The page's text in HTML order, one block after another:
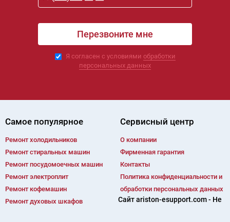
Я согласен с условиями обработки
персональных данных
Самое популярное
Ремонт холодильников
Ремонт cтиральных машин
Ремонт посудомоечных машин
Ремонт электроплит
Ремонт кофемашин
Ремонт духовых шкафов
Сервисный центр
О компании
Фирменная гарантия
Контакты
Политика конфиденциальности и
обработки персональных данных
Сайт ariston-esupport.com - Не